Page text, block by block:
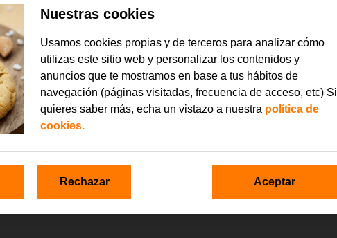
Nuestras cookies
Usamos cookies propias y de terceros para analizar cómo
utilizas este sitio web y personalizar los contenidos y
anuncios que te mostramos en base a tus hábitos de
navegación (páginas visitadas, frecuencia de acceso, etc) Si
quieres saber más, echa un vistazo a nuestra política de
cookies.
Rechazar Aceptar